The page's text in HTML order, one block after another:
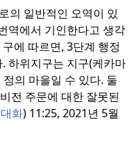
의 일반적인 오역이 있
역에서 기인한다고 생각
구에 따르면, 3단계 행정
하위지구는 지구(케카마
의 마을일 수 있다. 둘
전 주문에 대한 잘못된
대화) 11:25, 2021년 5월